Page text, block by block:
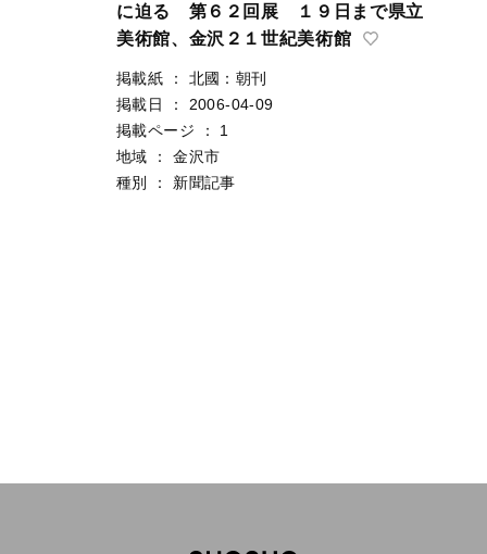
に迫る 第６２回展 １９日まで県立
美術館、金沢２１世紀美術館
掲載紙 ：
北國：朝刊
掲載日
：
2006-04-09
掲載ページ
：
1
地域
：
金沢市
種別
： 新聞記事